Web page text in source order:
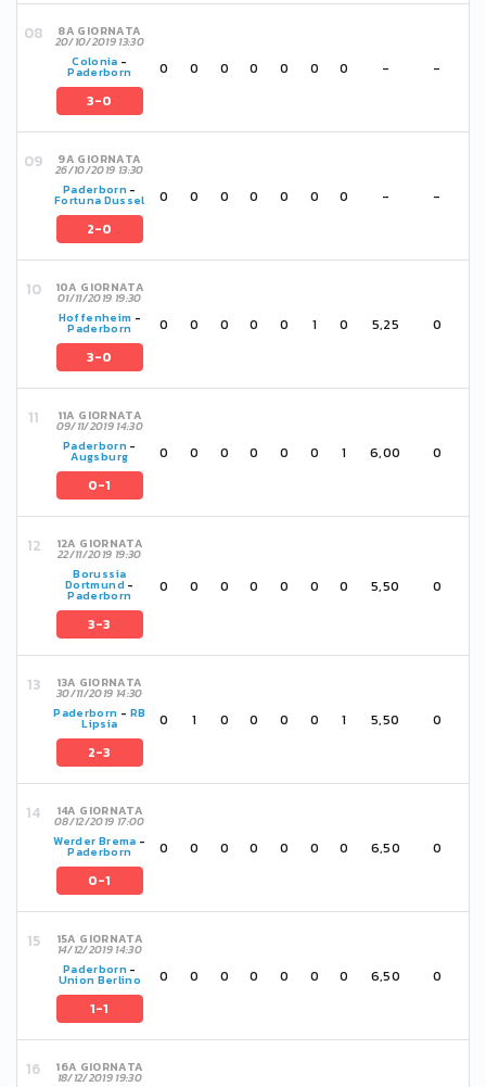
8A GIORNATA
20/10/2019 13:30
Colonia -
Paderborn
3-0
0 0 0 0 0 0 0 - -
9A GIORNATA
26/10/2019 13:30
Paderborn -
Fortuna Dussel
2-0
0 0 0 0 0 0 0 - -
10A GIORNATA
01/11/2019 19:30
Hoffenheim -
Paderborn
3-0
0 0 0 0 0 1 0 5,25 0
11A GIORNATA
09/11/2019 14:30
Paderborn -
Augsburg
0-1
0 0 0 0 0 0 1 6,00 0
12A GIORNATA
22/11/2019 19:30
Borussia
Dortmund-
Paderborn
3-3
0 0 0 0 0 0 0 5,50 0
13A GIORNATA
30/11/2019 14:30
Paderborn - RB
Lipsia
2-3
0 1 0 0 0 0 1 5,50 0
14A GIORNATA
08/12/2019 17:00
Werder Brema -
Paderborn
0-1
0 0 0 0 0 0 0 6,50 0
15A GIORNATA
14/12/2019 14:30
Paderborn -
Union Berlino
1-1
0 0 0 0 0 0 0 6,50 0
16A GIORNATA
18/12/2019 19:30